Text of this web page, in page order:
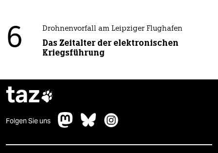
6 Drohnenvorfall am Leipziger Flughafen
Das Zeitalter der elektronischen
Kriegsführung
taz
Folgen Sie uns